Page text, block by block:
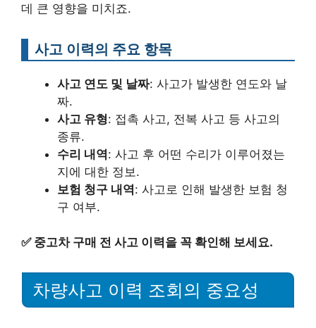
데 큰 영향을 미치죠.
사고 이력의 주요 항목
사고 연도 및 날짜: 사고가 발생한 연도와 날
짜.
사고 유형: 접촉 사고, 전복 사고 등 사고의
종류.
수리 내역: 사고 후 어떤 수리가 이루어졌는
지에 대한 정보.
보험 청구 내역: 사고로 인해 발생한 보험 청
구 여부.
✅ 중고차 구매 전 사고 이력을 꼭 확인해 보세요.
차량사고 이력 조회의 중요성